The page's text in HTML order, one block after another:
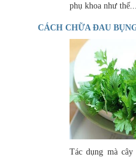
phụ khoa như thế...
CÁCH CHỮA ĐAU
Tác dụng mà